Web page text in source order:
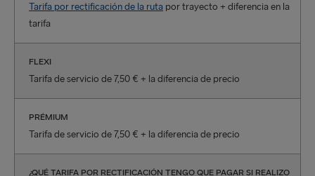
Tarifa por rectificación de la ruta por trayecto + diferencia en la
tarifa
FLEXI
Tarifa de servicio de 7,50 € + la diferencia de precio
PRÉMIUM
Tarifa de servicio de 7,50 € + la diferencia de precio
¿QUÉ TARIFA POR RECTIFICACIÓN TENGO QUE PAGAR SI REALIZO